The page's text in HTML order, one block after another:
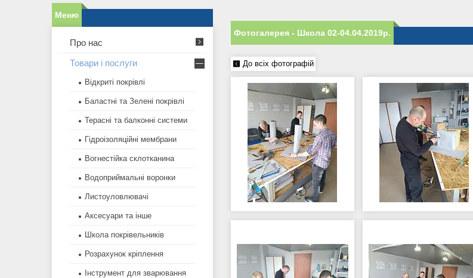
Фотогалерея - Школа 02-04.04.2019р.
До всіх фотографій
Про нас
Товари і послуги
Відкриті покрівлі
Баластні та Зелені покрівлі
Терасні та балконні системи
Гідроізоляційні мембрани
Вогнестійка склотканина
Водоприймальні воронки
Листоуловлювачі
Аксесуари та інше
Школа покрівельників
Розрахунок кріплення
Інструмент для зварювання